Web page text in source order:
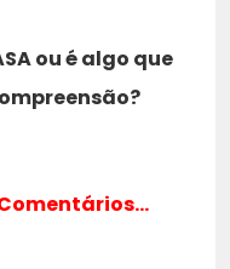
ou é algo que